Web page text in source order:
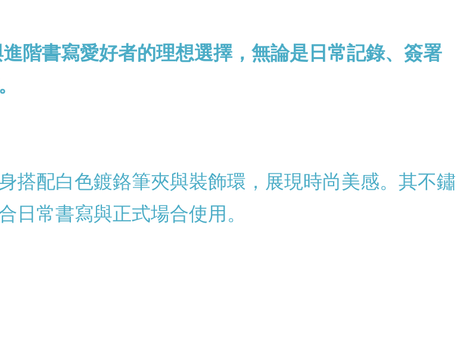
階書寫愛好者的理想選擇，無論是日常記錄、簽署
搭配白色鍍鉻筆夾與裝飾環，展現時尚美感。其不鏽
日常書寫與正式場合使用。